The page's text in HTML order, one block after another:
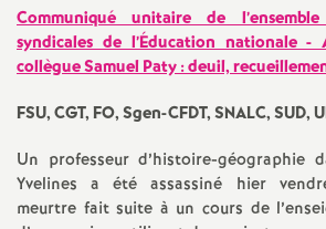
Communiqué unitaire de
syndicales de l’Éducation nationale -
collègue Samuel Paty : deuil,
FSU, CGT, FO, Sgen-CFDT, SNALC, SUD,
Un professeur d’histoire-géographie
Yvelines a été assassiné hier
meurtre fait suite à un cours de